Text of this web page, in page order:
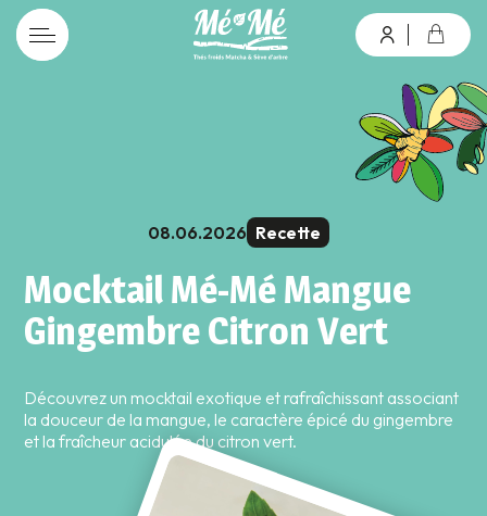
connexion
Valider
Inscription
08.06.2026 Recette
Mocktail Mé-Mé Mangue
Gingembre Citron Vert
Découvrez un mocktail exotique et rafraîchissant associant
la douceur de la mangue, le caractère épicé du gingembre
et la fraîcheur acidulée du citron vert.